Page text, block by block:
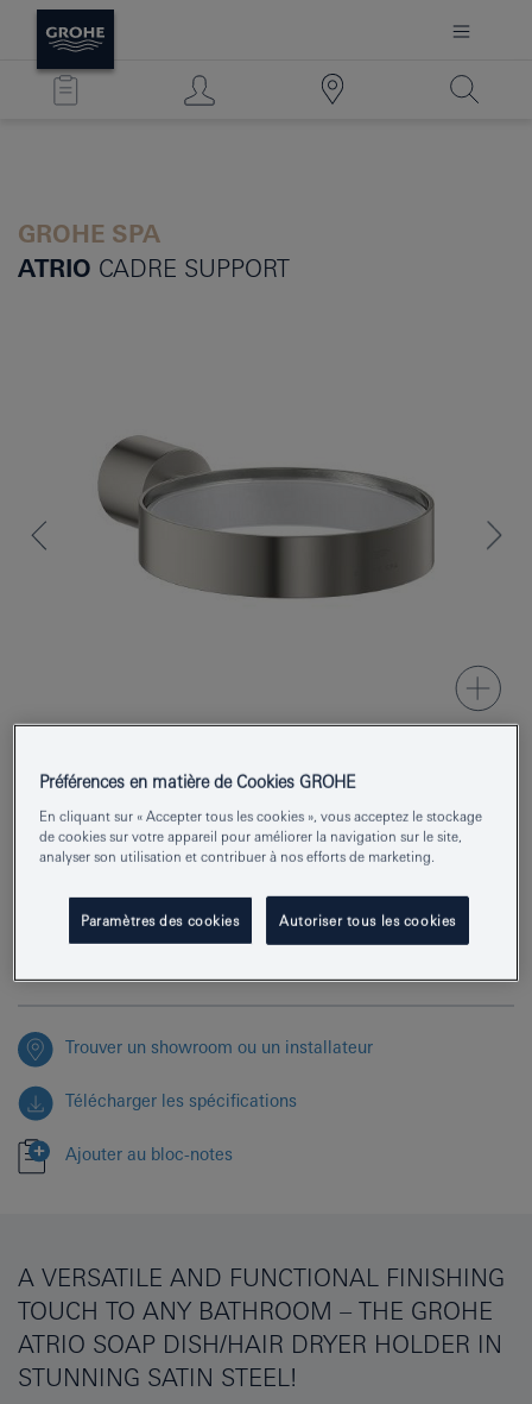
GROHE SPA
ATRIO CADRE SUPPORT
EAN 4005176946103
Couleur satin steel
Demander des renseignements
Trouver un showroom ou un installateur
Télécharger les spécifications
Ajouter au bloc-notes
A VERSATILE AND FUNCTIONAL FINISHING
TOUCH TO ANY BATHROOM – THE GROHE
ATRIO SOAP DISH/HAIR DRYER HOLDER IN
STUNNING SATIN STEEL!
Préférences en matière de Cookies GROHE
En cliquant sur « Accepter tous les cookies », vous acceptez le stockage
de cookies sur votre appareil pour améliorer la navigation sur le site,
analyser son utilisation et contribuer à nos efforts de marketing.
Paramètres des cookies Autoriser tous les cookies